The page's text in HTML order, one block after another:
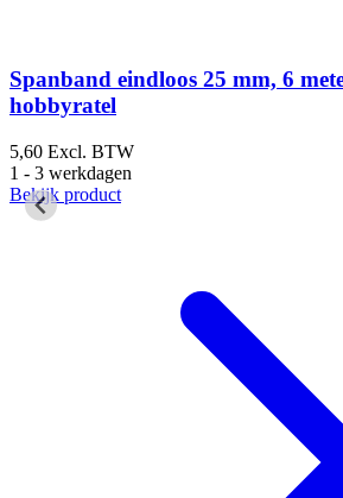
Spanband eindloos 25 mm, 6
hobbyratel
5,60 Excl. BTW
1 - 3 werkdagen
Bekijk product